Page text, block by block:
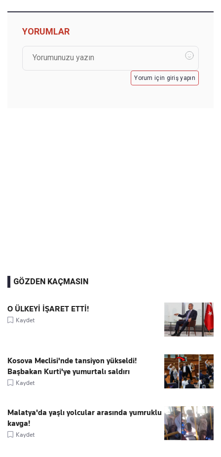
YORUMLAR
Yorum için giriş yapın
GÖZDEN KAÇMASIN
O ÜLKEYİ İŞARET ETTİ!
Kaydet
Kosova Meclisi'nde tansiyon yükseldi!
Başbakan Kurti'ye yumurtalı saldırı
Kaydet
Malatya'da yaşlı yolcular arasında yumruklu
kavga!
Kaydet